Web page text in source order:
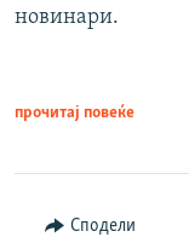
новинари.
прочитај повеќе
Сподели